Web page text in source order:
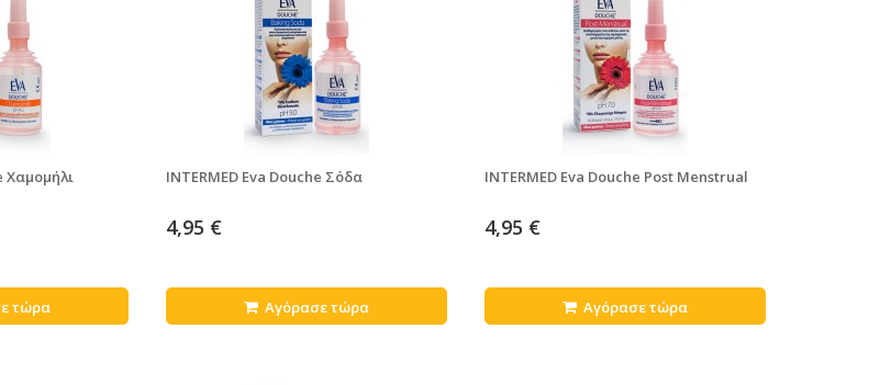
Χαμομήλι
τώρα
INTERMED Eva Douche Σόδα
4,95 €
Αγόρασε τώρα
INTERMED Eva Douche Post Menstrual
4,95 €
Αγόρασε τώρα